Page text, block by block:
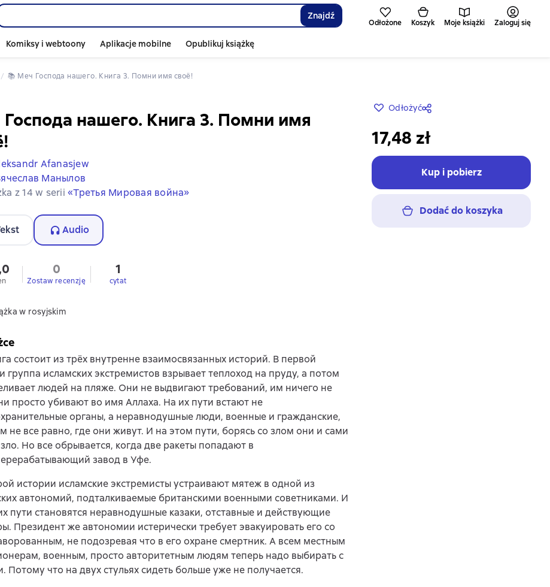
Znajdź
Odłożone Koszyk Moje książki Zaloguj się
Komiksy i webtoony Aplikacje mobilne Opublikuj książkę
📚 Меч Господа нашего. Книга 3. Помни имя своё!
нашего. Книга 3. Помни имя
Afanasjew
Манылов
z 14 w serii «Третья Мировая война»
Audio
0
Zostaw recenzję
1
cytat
w rosyjskim
Odłożyć
17,48 zł
Kup i pobierz
Dodać do koszyka
состоит из трёх внутренне взаимосвязанных историй. В первой
группа исламских экстремистов взрывает теплоход на пруду, а потом
людей на пляже. Они не выдвигают требований, им ничего не
просто убивают во имя Аллаха. На их пути встают не
органы, а неравнодушные люди, военные и гражданские,
не все равно, где они живут. И на этом пути, борясь со злом они и сами
Но все обрывается, когда две ракеты попадают в
завод в Уфе.
истории исламские экстремисты устраивают мятеж в одной из
автономий, подталкиваемые британскими военными советниками. И
пути становятся неравнодушные казаки, отставные и действующие
Президент же автономии истерически требует эвакуировать его со
не подозревая что в его охране смертник. А всем местным
военным, просто авторитетным людям теперь надо выбирать с
Потому что на двух стульях сидеть больше уже не получается.